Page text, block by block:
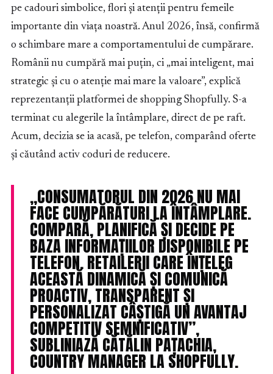
pe cadouri simbolice, flori și atenții pentru femeile
importante din viața noastră. Anul 2026, însă, confirmă
o schimbare mare a comportamentului de cumpărare.
Românii nu cumpără mai puțin, ci „mai inteligent, mai
strategic și cu o atenție mai mare la valoare”, explică
reprezentanții platformei de shopping Shopfully. S-a
terminat cu alegerile la întâmplare, direct de pe raft.
Acum, decizia se ia acasă, pe telefon, comparând oferte
și căutând activ coduri de reducere.
„CONSUMATORUL DIN 2026 NU MAI
FACE CUMPĂRĂTURI LA ÎNTÂMPLARE.
COMPARĂ, PLANIFICĂ ȘI DECIDE PE
BAZA INFORMAȚIILOR DISPONIBILE PE
TELEFON. RETAILERII CARE ÎNȚELEG
ACEASTĂ DINAMICĂ ȘI COMUNICĂ
PROACTIV, TRANSPARENT ȘI
PERSONALIZAT CÂȘTIGĂ UN AVANTAJ
COMPETITIV SEMNIFICATIV”,
SUBLINIAZĂ CĂTĂLIN PAȚACHIA,
COUNTRY MANAGER LA SHOPFULLY.